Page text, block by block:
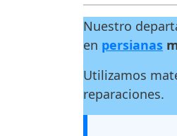
Nuestro
en persianas
Utilizamos
reparaciones.